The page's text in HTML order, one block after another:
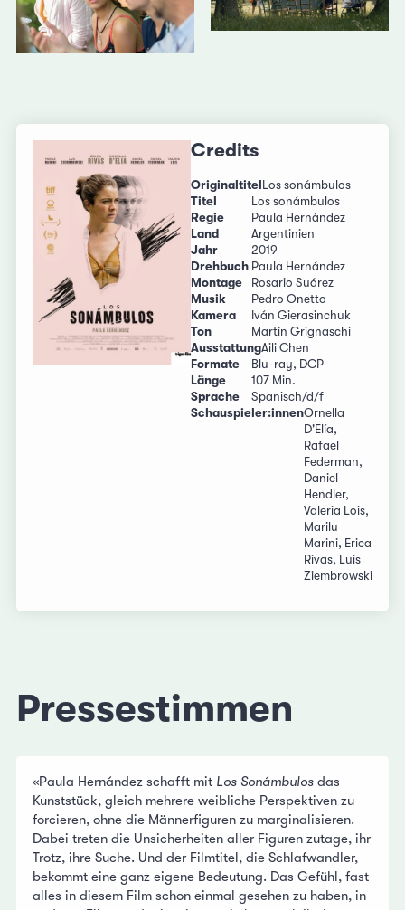
Credits
Originaltitel Los sonámbulos
Titel
Los sonámbulos
Regie
Paula Hernández
Land
Argentinien
Jahr
2019
Drehbuch Paula Hernández
Montage
Rosario Suárez
Musik
Pedro Onetto
Kamera
Iván Gierasinchuk
Ton
Martín Grignaschi
AusstattungAili Chen
Formate
Blu-ray, DCP
Länge
107 Min.
Sprache
Spanisch/d/f
Schauspieler:innenOrnella
D'Elía,
Rafael
Federman,
Daniel
Hendler,
Valeria Lois,
Marilu
Marini, Erica
Rivas, Luis
Ziembrowski
Pressestimmen
«Paula Hernández schafft mit Los Sonámbulos das
Kunststück, gleich mehrere weibliche Perspektiven zu
forcieren, ohne die Männerfiguren zu marginalisieren.
Dabei treten die Unsicherheiten aller Figuren zutage, ihr
Trotz, ihre Suche. Und der Filmtitel, die Schlafwandler,
bekommt eine ganz eigene Bedeutung. Das Gefühl, fast
alles in diesem Film schon einmal gesehen zu haben, in